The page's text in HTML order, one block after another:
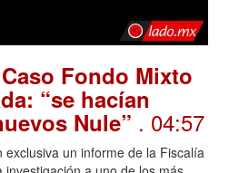
Fondo Mixto
“se hacían
Nule” . 04:57
exclusiva un informe de la Fiscalía